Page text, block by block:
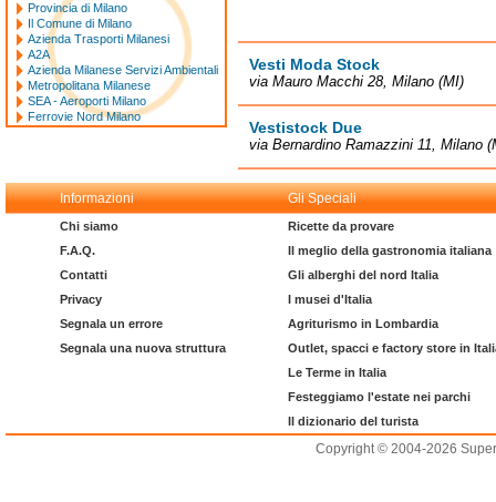
Vesti Moda Stock
via Mauro Macchi 28, Milano (MI)
Vestistock Due
via Bernardino Ramazzini 11, Milano
Provincia di Milano
Il Comune di Milano
Azienda Trasporti Milanesi
A2A
Azienda Milanese Servizi Ambientali
Metropolitana Milanese
SEA - Aeroporti Milano
Ferrovie Nord Milano
Informazioni Gli Speciali
Chi siamo
F.A.Q.
Contatti
Privacy
Segnala un errore
Segnala una nuova struttura
Ricette da provare
Il meglio della gastronomia italiana
Gli alberghi del nord Italia
I musei d'Italia
Agriturismo in Lombardia
Outlet, spacci e factory store in
Le Terme in Italia
Festeggiamo l'estate nei parchi
Il dizionario del turista
Copyright © 2004-2026